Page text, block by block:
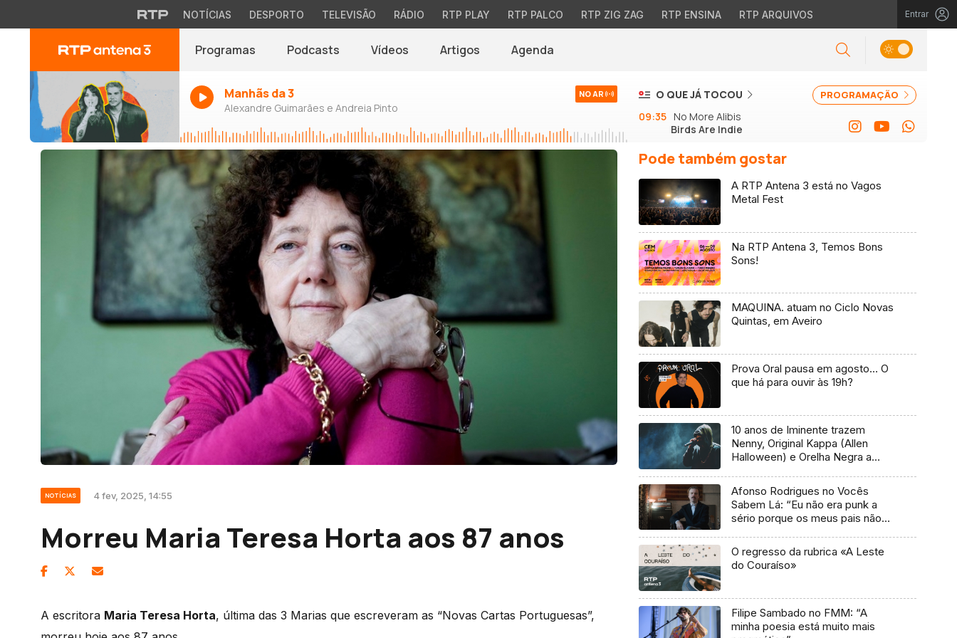
NOTÍCIAS DESPORTO TELEVISÃO RÁDIO RTP PLAY RTP PALCO RTP ZIG ZAG RTP ENSINA RTP ARQUIVOS Entrar
Programas Podcasts Vídeos Artigos Agenda
Manhãs da 3
Alexandre Guimarães e Andreia Pinto
NO AR PROGRAMAÇÃO
O QUE JÁ TOCOU
09:35 No More Alibis
Birds Are Indie
NOTÍCIAS 4 fev, 2025, 14:55
Morreu Maria Teresa Horta aos 87 anos
A escritora Maria Teresa Horta, última das 3 Marias que escreveram as “Novas Cartas Portuguesas”,
Pode também gostar
A RTP Antena 3 está no Vagos
Metal Fest
Na RTP Antena 3, Temos Bons
Sons!
MAQUINA. atuam no Ciclo Novas
Quintas, em Aveiro
Prova Oral pausa em agosto… O
que há para ouvir às 19h?
10 anos de Iminente trazem
Nenny, Original Kappa (Allen
Halloween) e Orelha Negra a
Afonso Rodrigues no Vocês
Sabem Lá: “Eu não era punk a
sério porque os meus pais não
O regresso da rubrica «A Leste
do Couraíso»
Filipe Sambado no FMM: “A
minha poesia está muito mais